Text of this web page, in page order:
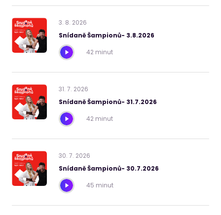
3. 8. 2026
Snídaně Šampionů- 3.8.2026
42 minut
31. 7. 2026
Snídaně Šampionů- 31.7.2026
42 minut
30. 7. 2026
Snídaně Šampionů- 30.7.2026
45 minut